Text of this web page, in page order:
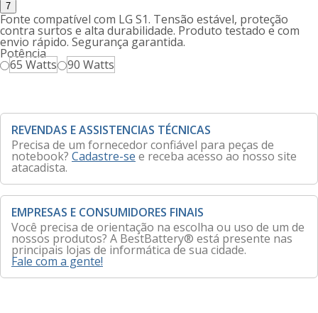
7
Fonte compatível com LG S1. Tensão estável, proteção
contra surtos e alta durabilidade. Produto testado e com
envio rápido. Segurança garantida.
Potência
65 Watts 90 Watts
REVENDAS E ASSISTENCIAS TÉCNICAS
Precisa de um fornecedor confiável para peças de
notebook? Cadastre-se e receba acesso ao nosso site
atacadista.
EMPRESAS E CONSUMIDORES FINAIS
Você precisa de orientação na escolha ou uso de um de
nossos produtos? A BestBattery® está presente nas
principais lojas de informática de sua cidade.
Fale com a gente!